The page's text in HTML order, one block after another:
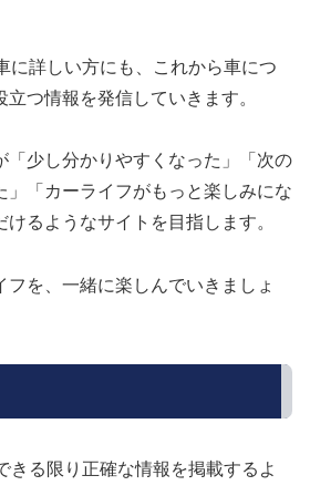
に詳しい方にも、これから車につ
つ情報を発信していきます。
「少し分かりやすくなった」「次の
」「カーライフがもっと楽しみにな
るようなサイトを目指します。
フを、一緒に楽しんでいきましょ
きる限り正確な情報を掲載するよ